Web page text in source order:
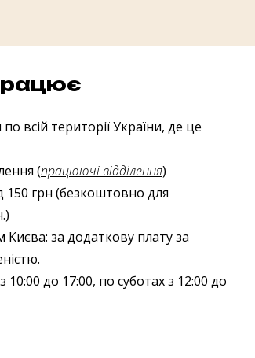
всій території України, де це
(працюючі відділення)
150 грн (безкоштовно для
за додаткову плату за
до 17:00, по суботах з 12:00 до